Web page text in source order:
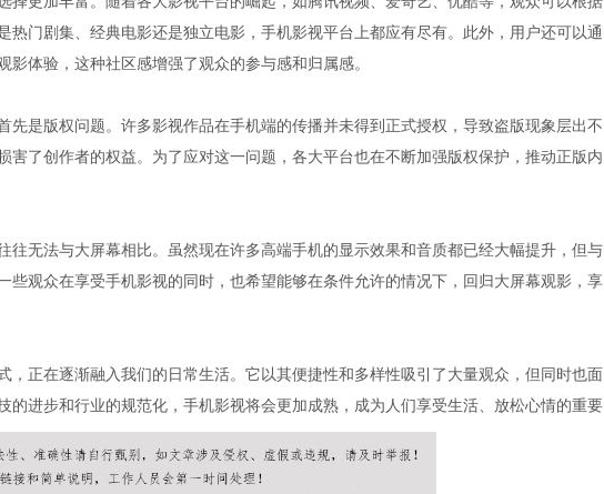
热门剧集、经典电影还是独立电影，手机影视平台上都应有尽有。此外，用户还可以通
体验，这种社区感增强了观众的参与感和归属感。
先是版权问题。许多影视作品在手机端的传播并未得到正式授权，导致盗版现象层出不
害了创作者的权益。为了应对这一问题，各大平台也在不断加强版权保护，推动正版内
往无法与大屏幕相比。虽然现在许多高端手机的显示效果和音质都已经大幅提升，但与
些观众在享受手机影视的同时，也希望能够在条件允许的情况下，回归大屏幕观影，享
，正在逐渐融入我们的日常生活。它以其便捷性和多样性吸引了大量观众，但同时也面
的进步和行业的规范化，手机影视将会更加成熟，成为人们享受生活、放松心情的重要